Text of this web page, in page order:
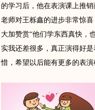
的学习后，他在表演课上推
老师对王栎鑫的进步非常惊
大加赞赏“他们学东西真快，
实我还差很多，真正演得好
惜，希望以后能有更多的表演